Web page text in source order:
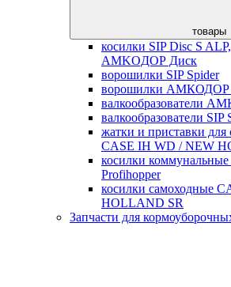
товары
косилки SIP Disc S
AMKOДОР Диск
ворошилки SIP Spider
ворошилки АМКОДОР
валкообразователи
валкообразователи SIP
жатки и приставки
CASE IH WD / NEW
косилки
Profihopper
косилки самоходные
HOLLAND SR
Запчасти для